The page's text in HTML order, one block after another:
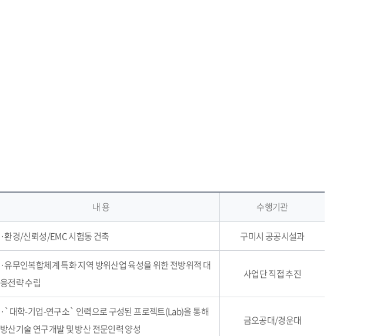
내 용 수행기관
·환경/신뢰성/EMC 시험동 건축 구미시 공공시설과
·유무인복합체계 특화 지역 방위산업 육성을 위한 전방위적 대
응전략 수립
사업단 직접 추진
·`대학-기업-연구소` 인력으로 구성된 프로젝트(Lab)을 통해
방산기술 연구개발 및 방산 전문인력 양성
금오공대/경운대